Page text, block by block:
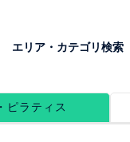
エリア・カテゴリ検索
ピラティス